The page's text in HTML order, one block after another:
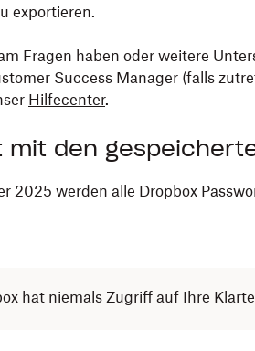
exportieren.
Fragen haben oder weitere
Success Manager (falls
Hilfecenter.
mit den
2025 werden alle Dropbox
hat niemals Zugriff auf Ihre